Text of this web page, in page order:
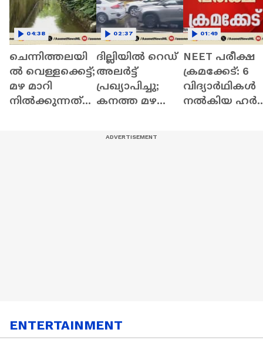
ചെന്നിത്തലയി
ൽ വെള്ളക്കെട്ട്;
മഴ മാറി
നിൽക്കുന്നത്
04:38
ദില്ലിയിൽ റെഡ്
അലർട്ട്
പ്രഖ്യാപിച്ചു;
കനത്ത മഴ
02:37
NEET പരീക്ഷ
ക്രമക്കേട്: 6
വിദ്യാർഥികൾ
നൽകിയ ഹർജി
01:49
ENTERTAINMENT